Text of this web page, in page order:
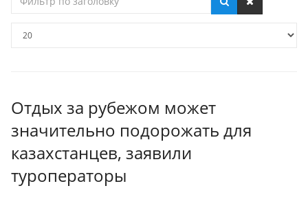
по
Отдых за рубежом может
значительно подорожать для
казахстанцев, заявили
туроператоры